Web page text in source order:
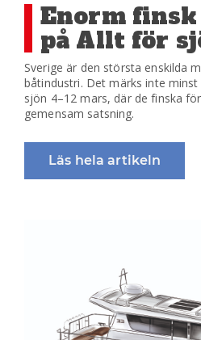
Enorm
på Allt för
Sverige är den största enskilda
båtindustri. Det märks inte
sjön 4–12 mars, där de finska
gemensam satsning.
Läs hela artikeln